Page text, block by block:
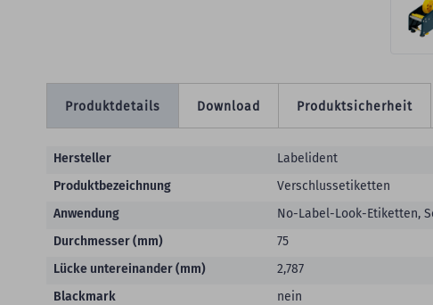
Produktdetails
Produktdetails
Hersteller
Labelident
Produktbezeichnung
Verschlussetiketten
Anwendung
No-Label-Look-Etiketten,
Durchmesser (mm)
75
Lücke untereinander (mm)
2,787
Blackmark
nein
Download Produktsicherheit